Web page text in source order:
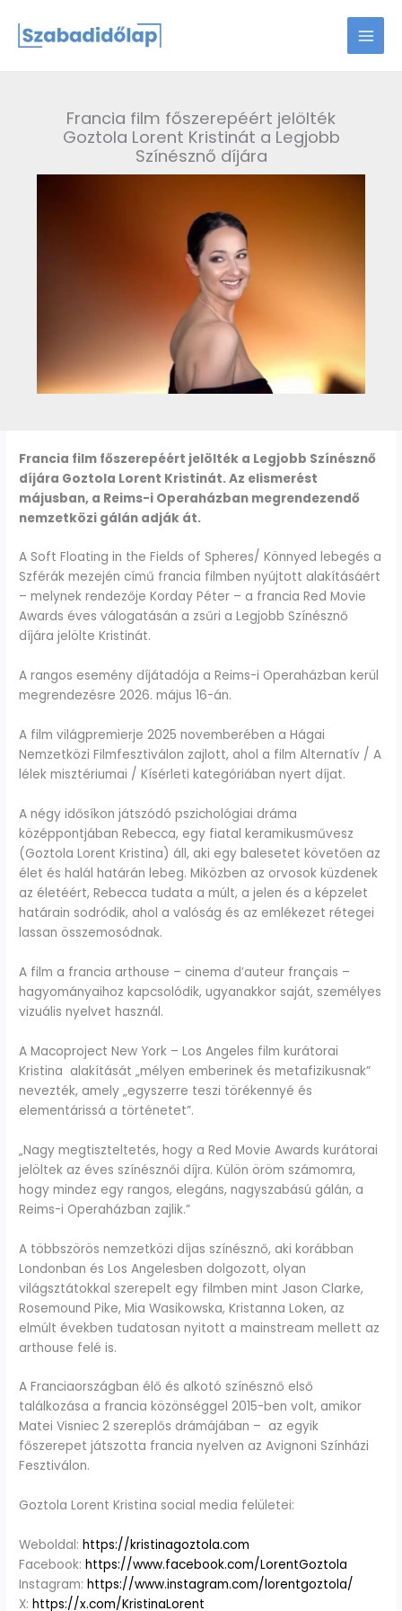
content
Francia film főszerepéért jelölték
Goztola Lorent Kristinát a Legjobb
Színésznő díjára
Francia film főszerepéért jelölték a Legjobb Színésznő
díjára Goztola Lorent Kristinát. Az elismerést
májusban, a Reims-i Operaházban megrendezendő
nemzetközi gálán adják át.
A Soft Floating in the Fields of Spheres/ Könnyed lebegés a
Szférák mezején című francia filmben nyújtott alakításáért
– melynek rendezője Korday Péter – a francia Red Movie
Awards éves válogatásán a zsűri a Legjobb Színésznő
díjára jelölte Kristinát.
A rangos esemény díjátadója a Reims-i Operaházban kerül
megrendezésre 2026. május 16-án.
A film világpremierje 2025 novemberében a Hágai
Nemzetközi Filmfesztiválon zajlott, ahol a film Alternatív / A
lélek misztériumai / Kísérleti kategóriában nyert díjat.
A négy idősíkon játszódó pszichológiai dráma
középpontjában Rebecca, egy fiatal keramikusművesz
(Goztola Lorent Kristina) áll, aki egy balesetet követően az
élet és halál határán lebeg. Miközben az orvosok küzdenek
az életéért, Rebecca tudata a múlt, a jelen és a képzelet
határain sodródik, ahol a valóság és az emlékezet rétegei
lassan összemosódnak.
A film a francia arthouse – cinema d’auteur français –
hagyományaihoz kapcsolódik, ugyanakkor saját, személyes
vizuális nyelvet használ.
A Macoproject New York – Los Angeles film kurátorai
Kristina alakítását „mélyen emberinek és metafizikusnak”
nevezték, amely „egyszerre teszi törékennyé és
elementárissá a történetet”.
„Nagy megtiszteltetés, hogy a Red Movie Awards kurátorai
jelöltek az éves színésznői díjra. Külön öröm számomra,
hogy mindez egy rangos, elegáns, nagyszabású gálán, a
Reims-i Operaházban zajlik.”
A többszörös nemzetközi díjas színésznő, aki korábban
Londonban és Los Angelesben dolgozott, olyan
világsztátokkal szerepelt egy filmben mint Jason Clarke,
Rosemound Pike, Mia Wasikowska, Kristanna Loken, az
elmúlt években tudatosan nyitott a mainstream mellett az
arthouse felé is.
A Franciaországban élő és alkotó színésznő első
találkozása a francia közönséggel 2015-ben volt, amikor
Matei Visniec 2 szereplős drámájában – az egyik
főszerepet játszotta francia nyelven az Avignoni Színházi
Fesztiválon.
Goztola Lorent Kristina social media felületei:
Weboldal:https://kristinagoztola.com
Facebook:https://www.facebook.com/LorentGoztola
Instagram:https://www.instagram.com/lorentgoztola/
X:https://x.com/KristinaLorent